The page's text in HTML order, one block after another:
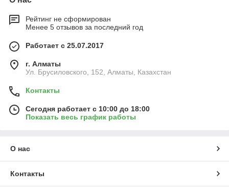
Рейтинг не сформирован
Менее 5 отзывов за последний год
Работает с 25.07.2017
г. Алматы
Ул. Брусиловского, 152, Алматы, Казахстан
Контакты
Сегодня работает с 10:00 до 18:00
Показать весь график работы
О нас
Контакты